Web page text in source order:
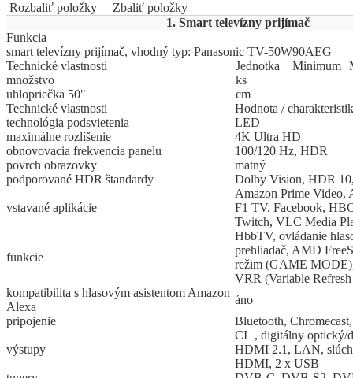
Rozbaliť položky
Zbaliť položky
1. Smart televízny prijímač
Funkcia
smart televízny prijímač, vhodný typ: Panasonic TV-50W90AEG
Technické vlastnosti
Jed­not­ka Mi­ni­mum
množstvo
ks
uhlopriečka 50"
cm
Technické vlastnosti
Hodnota /
technológia podsvietenia
LED
maximálne rozlíšenie
4K Ultra HD
obnovovacia frekvencia panelu
100/120 Hz, HDR
povrch obrazovky
matný
podporované HDR štandardy
Dolby Vision, HDR
vstavané aplikácie
Amazon Prime Video,
F1 TV, Facebook,
Twitch, VLC Media
funkcie
HbbTV, ovládanie
prehliadač, AMD
režim (GAME
VRR (Variable
kompatibilita s hlasovým asistentom Amazon
Alexa
áno
pripojenie
Bluetooth,
výstupy
CI+, digitálny optický/
HDMI 2.1, LAN,
HDMI, 2 x USB